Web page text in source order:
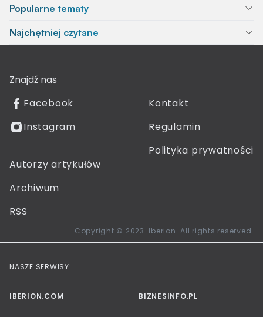
Popularne tematy
Najchętniej czytane
Znajdź nas
Facebook
Instagram
Kontakt
Regulamin
Polityka prywatności
Autorzy artykułów
Archiwum
RSS
Copyright © 2023. Iberion. All rights reserved.
NASZE SERWISY:
IBERION.COM BIZNESINFO.PL